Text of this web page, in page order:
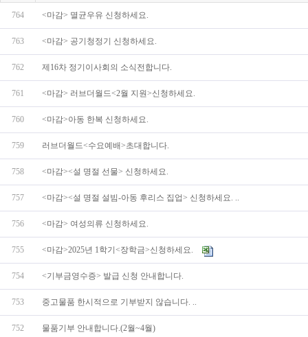
764 <마감> 멸균우유 신청하세요.
763 <마감> 공기청정기 신청하세요.
762 제16차 정기이사회의 소식전합니다.
761 <마감> 러브더월드<2월 지원>신청하세요.
760 <마감>아동 한복 신청하세요.
759 러브더월드<수요예배>초대합니다.
758 <마감><설 명절 선물> 신청하세요.
757 <마감><설 명절 설빔-아동 후리스 집업> 신청하세요. ..
756 <마감> 여성의류 신청하세요.
755 <마감>2025년 1학기<장학금>신청하세요.
754 <기부금영수증> 발급 신청 안내합니다.
753 중고물품 한시적으로 기부받지 않습니다. ..
752 물품기부 안내합니다.(2월~4월)